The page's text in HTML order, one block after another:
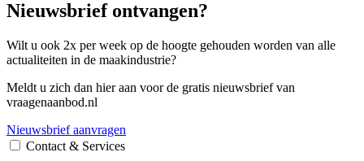
Nieuwsbrief ontvangen?
Wilt u ook 2x per week op de hoogte gehouden worden van alle
actualiteiten in de maakindustrie?
Meldt u zich dan hier aan voor de gratis nieuwsbrief van
vraagenaanbod.nl
Nieuwsbrief aanvragen
Contact & Services